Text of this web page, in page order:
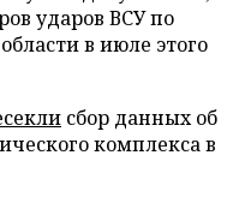
ударов ВСУ по
в июле этого
сбор данных об
комплекса в